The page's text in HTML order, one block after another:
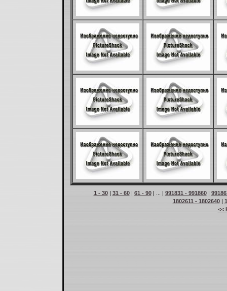
1 - 30| 31 - 60| 61 - 90| ... | 991831 - 991860|
1802611 - 1802640|
<<